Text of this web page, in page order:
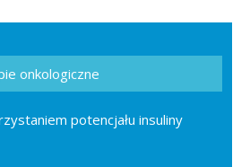
onkologiczne
potencjału insuliny